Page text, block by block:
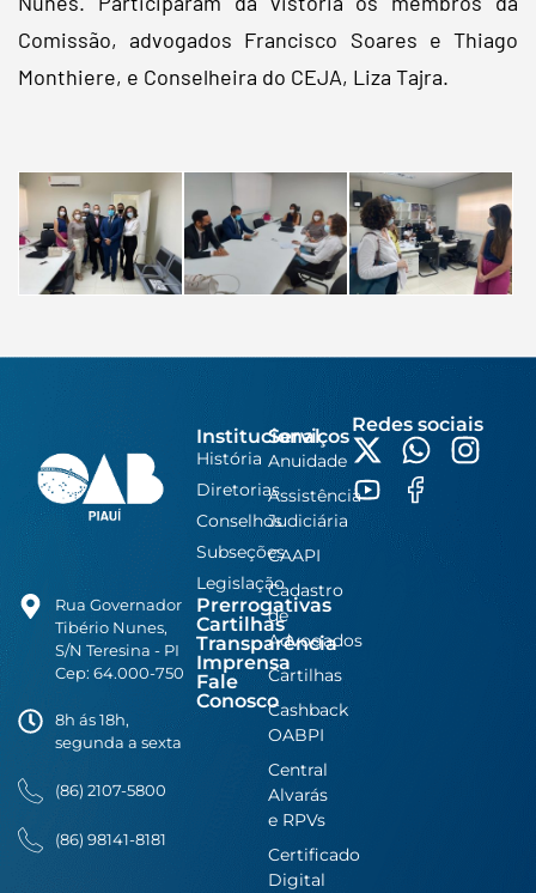
Comissão, advogados Francisco Soares e Thiago
Monthiere, e Conselheira do CEJA, Liza Tajra.
Rua Governador
Tibério Nunes,
S/N Teresina - PI
Cep: 64.000-750
8h ás 18h,
segunda a sexta
(86) 2107-5800
(86) 98141-8181
Institucional
História
Diretorias
Conselhos
Subseções
Legislação
Prerrogativas
Cartilhas
Transparência
Imprensa
Fale
Conosco
Serviços
Anuidade
Assistência
Judiciária
CAAPI
Cadastro
de
Advogados
Cartilhas
Cashback
OABPI
Central
Alvarás
e RPVs
Certificado
Digital
Redes sociais